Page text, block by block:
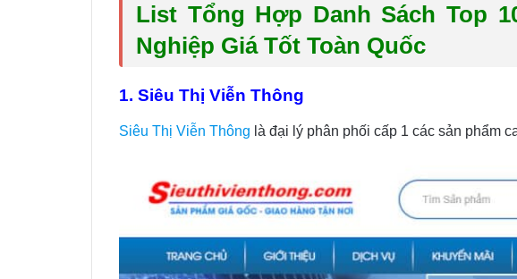
List Tổng Hợp Danh Sách Top
Nghiệp Giá Tốt Toàn Quốc
1. Siêu Thị Viễn Thông
Siêu Thị Viễn Thông là đại lý phân phối cấp 1 các sản phẩm